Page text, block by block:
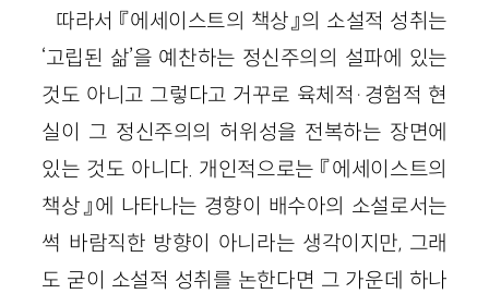
따라서 『에세이스트의 책상』의 소설적 성취는
‘고립된 삶’을 예찬하는 정신주의의 설파에 있는
것도 아니고 그렇다고 거꾸로 육체적·경험적 현
실이 그 정신주의의 허위성을 전복하는 장면에
있는 것도 아니다. 개인적으로는 『에세이스트의
책상』에 나타나는 경향이 배수아의 소설로서는
썩 바람직한 방향이 아니라는 생각이지만, 그래
도 굳이 소설적 성취를 논한다면 그 가운데 하나